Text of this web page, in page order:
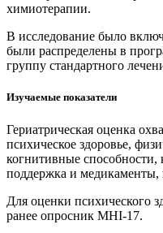
химиотерапии.
В исследование было
были распределены в
группу стандартного
Изучаемые показатели
Гериатрическая оценка
психическое здоровье,
когнитивные способности,
поддержка и
Для оценки психического
ранее опросник MHI-17.